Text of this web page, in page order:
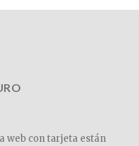
web con tarjeta están